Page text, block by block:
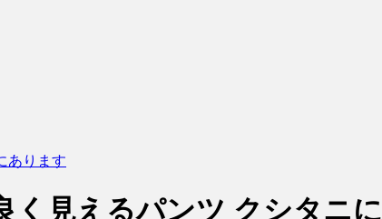
あります
く見えるパンツ クシタニ